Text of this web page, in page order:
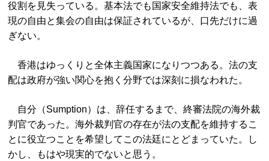
役割を見失っている。基本法でも国家安全維持法でも、表
現の自由と集会の自由は保証されているが、口先だけに過
ぎない。
香港はゆっくりと全体主義国家になりつつある。法の支
配は政府が強い関心を抱く分野では深刻に損なわれた。
自分（Sumption）は、辞任するまで、終審法院の海外裁
判官であった。海外裁判官の存在が法の支配を維持するこ
とに役立つことを希望してこの法廷にとどまっていた。し
かし、もはや現実的でないと思う。